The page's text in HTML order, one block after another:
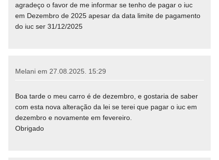
agradeço o favor de me informar se tenho de pagar o iuc
em Dezembro de 2025 apesar da data limite de pagamento
do iuc ser 31/12/2025
Melani em 27.08.2025. 15:29
Boa tarde o meu carro é de dezembro, e gostaria de saber
com esta nova alteração da lei se terei que pagar o iuc em
dezembro e novamente em fevereiro.
Obrigado